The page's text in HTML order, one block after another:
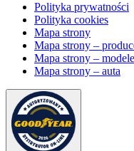
Polityka prywatności
Polityka cookies
Mapa strony
Mapa strony –
Mapa strony –
Mapa strony – auta